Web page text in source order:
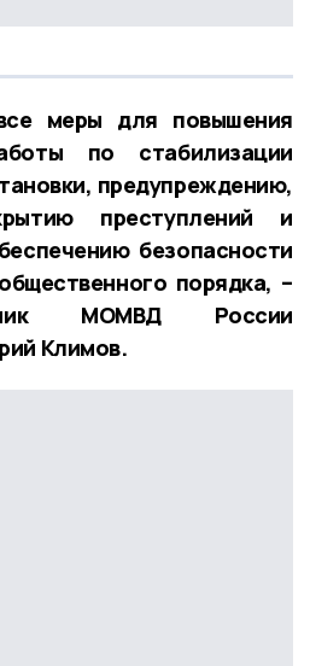
меры для повышения
по стабилизации
предупреждению,
преступлений и
безопасности
порядка, –
МОМВД России
Климов.